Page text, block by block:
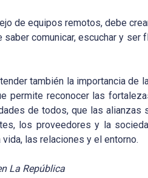
de equipos remotos, debe
comunicar, escuchar y
también la importancia de
permite reconocer las
de todos, que las
los proveedores y la
las relaciones y el entorno.
La República